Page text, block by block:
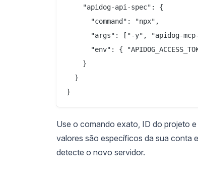
    "apidog-api-spec": {
      "command": "npx",
"args": ["-y", "apidog-
"env": {
    }
  }
Use o comando exato, ID do projeto
valores são específicos da sua conta
detecte o novo servidor.